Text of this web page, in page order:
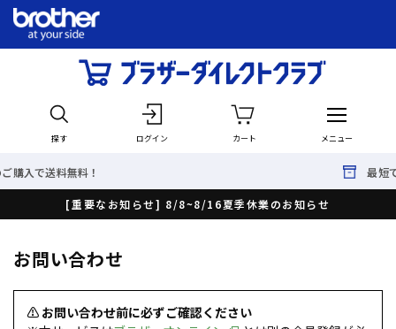
探す ログイン カート メニュー
！ 最短で翌日出荷！
[重要なお知らせ] 8/8~8/16夏季休業のお知らせ
お問い合わせ
⚠ お問い合わせ前に必ずご確認ください